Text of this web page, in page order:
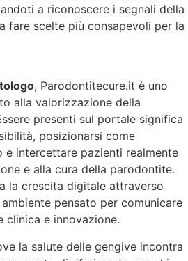
a riconoscere i segnali della
fare scelte più consapevoli per la
, Parodontitecure.it è uno
alla valorizzazione della
presenti sul portale significa
posizionarsi come
intercettare pazienti realmente
e alla cura della parodontite.
la crescita digitale attraverso
pensato per comunicare
clinica e innovazione.
la salute delle gengive incontra